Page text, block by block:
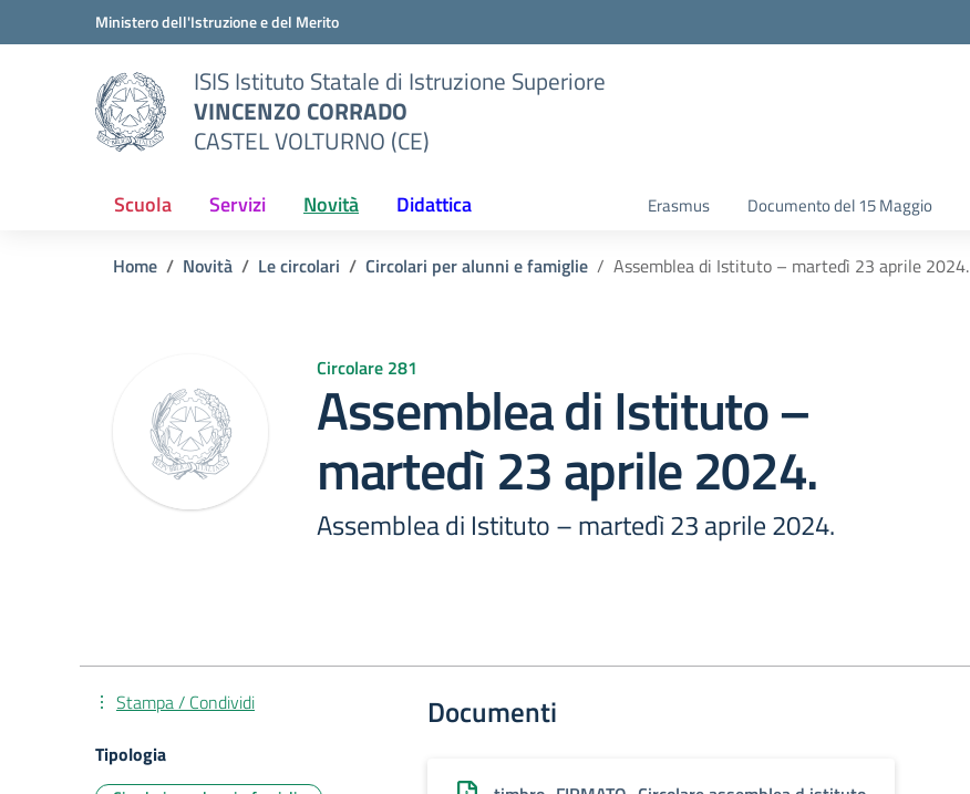
Vai ai contenuti
Vai al menu di navigazioneMinistero dell'Istruzione e del Merito
ISIS Istituto Statale di Istruzione Superiore
VINCENZO CORRADO
CASTEL VOLTURNO (CE)
Scuola Servizi Novità Didattica Erasmus Documento del 15 Maggio
Home Novità Le circolari Circolari per alunni e famiglie Assemblea di Istituto – martedì 23 aprile 2024.
Circolare 281
Assemblea di Istituto –
martedì 23 aprile 2024.
Assemblea di Istituto – martedì 23 aprile 2024.
Documenti
Stampa / Condividi
Tipologia